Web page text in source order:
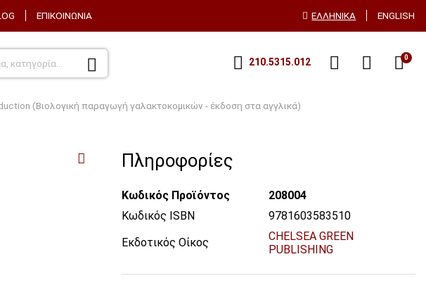
ΕΠΙΚΟΙΝΩΝΊΑ ΕΛΛΗΝΙΚΆ ENGLISH
210.5315.012 0
(Βιολογική παραγωγή γαλακτοκομικών - έκδοση στα αγγλικά)
Πληροφορίες
Κωδικός Προϊόντος
208004
Κωδικός ISBN
9781603583510
Εκδοτικός Οίκος
CHELSEA GREEN
PUBLISHING